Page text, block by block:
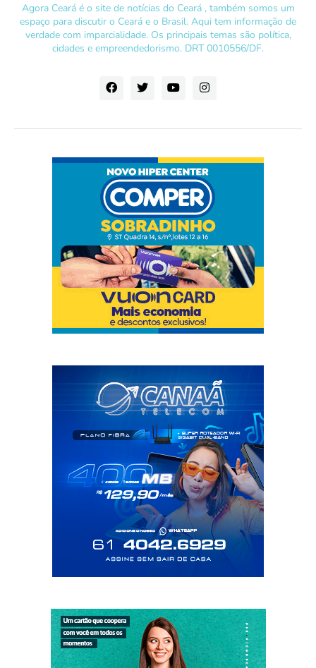
Agora Ceará é o site de notícias do Ceará , também somos um
espaço para discutir o Ceará e o Brasil. Aqui tem informação de
verdade com imparcialidade. Os principais temas são política,
cidades e empreendedorismo. DRT 0010556/DF.